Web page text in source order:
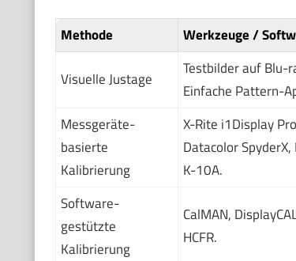
Methode Werkzeuge /
Visuelle Justage
Testbilder auf Blu-
Einfache Pattern-
Messgeräte-
basierte
Kalibrierung
X-Rite i1Display
Datacolor SpyderX,
K-10A.
Software-
gestützte
Kalibrierung
CalMAN,
HCFR.